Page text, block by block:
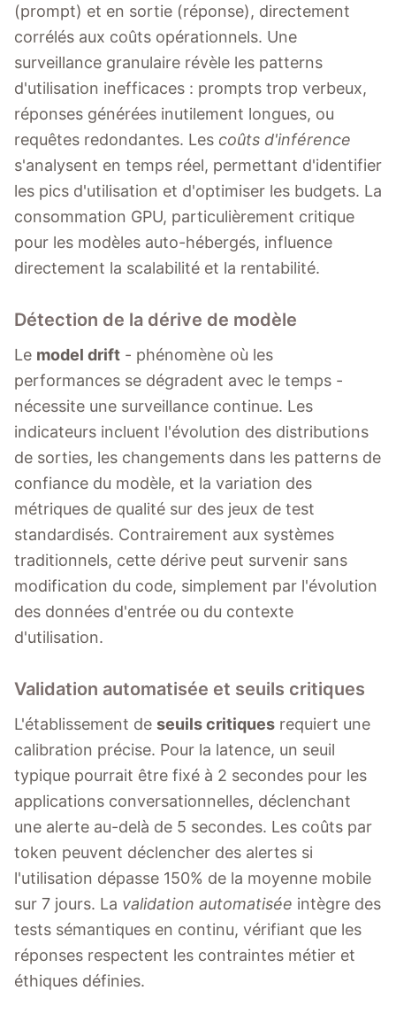
(prompt) et en sortie (réponse), directement
corrélés aux coûts opérationnels. Une
surveillance granulaire révèle les patterns
d'utilisation inefficaces : prompts trop verbeux,
réponses générées inutilement longues, ou
requêtes redondantes. Les coûts d'inférence
s'analysent en temps réel, permettant d'identifier
les pics d'utilisation et d'optimiser les budgets. La
consommation GPU, particulièrement critique
pour les modèles auto-hébergés, influence
directement la scalabilité et la rentabilité.
Détection de la dérive de modèle
Le model drift - phénomène où les
performances se dégradent avec le temps -
nécessite une surveillance continue. Les
indicateurs incluent l'évolution des distributions
de sorties, les changements dans les patterns de
confiance du modèle, et la variation des
métriques de qualité sur des jeux de test
standardisés. Contrairement aux systèmes
traditionnels, cette dérive peut survenir sans
modification du code, simplement par l'évolution
des données d'entrée ou du contexte
d'utilisation.
Validation automatisée et seuils critiques
L'établissement de seuils critiques requiert une
calibration précise. Pour la latence, un seuil
typique pourrait être fixé à 2 secondes pour les
applications conversationnelles, déclenchant
une alerte au-delà de 5 secondes. Les coûts par
token peuvent déclencher des alertes si
l'utilisation dépasse 150% de la moyenne mobile
sur 7 jours. La validation automatisée intègre des
tests sémantiques en continu, vérifiant que les
réponses respectent les contraintes métier et
éthiques définies.